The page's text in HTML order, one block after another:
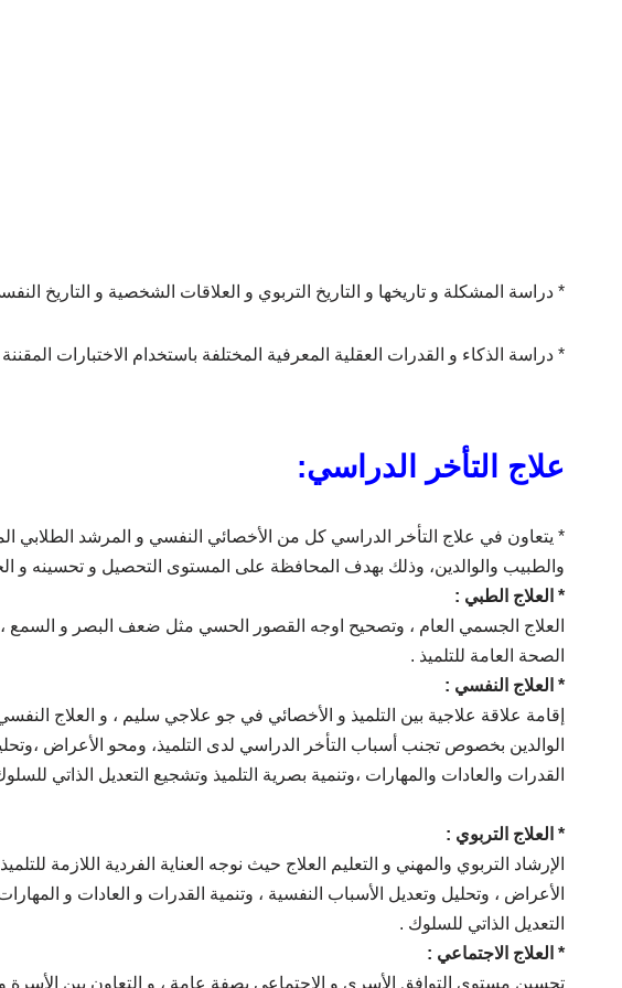
* دراسة المشكلة و تاريخها و التاريخ التربوي و العلاقات الشخصية و التاريخ
* دراسة الذكاء و القدرات العقلية المعرفية المختلفة باستخدام الاختبارات
علاج التأخر الدراسي:
* يتعاون في علاج التأخر الدراسي كل من الأخصائي النفسي و المرشد الطلابي
والطبيب والوالدين، وذلك بهدف المحافظة على المستوى التحصيل و تحسينه و
* العلاج الطبي :
العلاج الجسمي العام ، وتصحيح اوجه القصور الحسي مثل ضعف البصر و السمع ،
الصحة العامة للتلميذ .
* العلاج النفسي :
إقامة علاقة علاجية بين التلميذ و الأخصائي في جو علاجي سليم ، و العلاج
الوالدين بخصوص تجنب أسباب التأخر الدراسي لدى التلميذ، ومحو الأعراض
القدرات والعادات والمهارات ،وتنمية بصرية التلميذ وتشجيع التعديل الذاتي
* العلاج التربوي :
الإرشاد التربوي والمهني و التعليم العلاج حيث نوجه العناية الفردية اللازمة
الأعراض ، وتحليل وتعديل الأسباب النفسية ، وتنمية القدرات و العادات و
التعديل الذاتي للسلوك .
* العلاج الاجتماعي :
تحسين مستوى التوافق الأسرى و الاجتماعي بصفة عامة ، و التعاون بين الأسرة و